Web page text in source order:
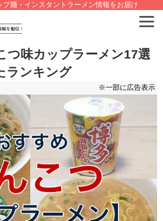
麺・インスタントラーメン情報をお届け
つ味カップラーメン17選
ランキング
※一部に広告表示